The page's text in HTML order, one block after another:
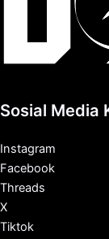
Sosial Media
Instagram
Facebook
Threads
X
Tiktok